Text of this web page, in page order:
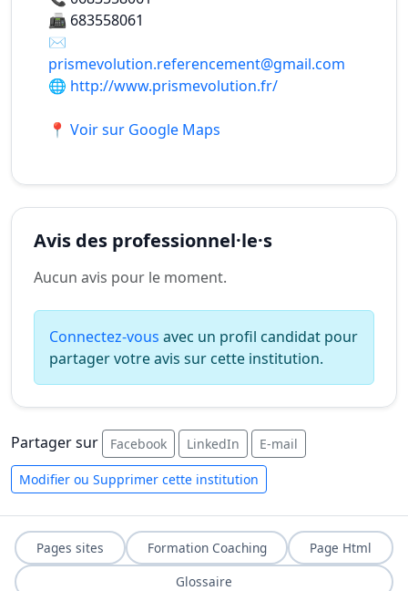
📠 683558061
✉️
prismevolution.referencement@gmail.com
🌐 http://www.prismevolution.fr/
📍 Voir sur Google Maps
Avis des professionnel·le·s
Aucun avis pour le moment.
Connectez-vous avec un profil candidat pour
partager votre avis sur cette institution.
Partager sur Facebook LinkedIn E-mail
Modifier ou Supprimer cette institution
Pages sites Formation Coaching
Page Html
Glossaire